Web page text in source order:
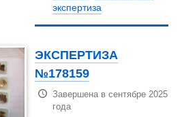
экспертиза
ЭКСПЕРТИЗА
№178159
Завершена в сентябре 2025
года